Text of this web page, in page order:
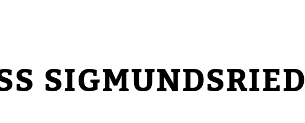
SIGMUNDSRIED